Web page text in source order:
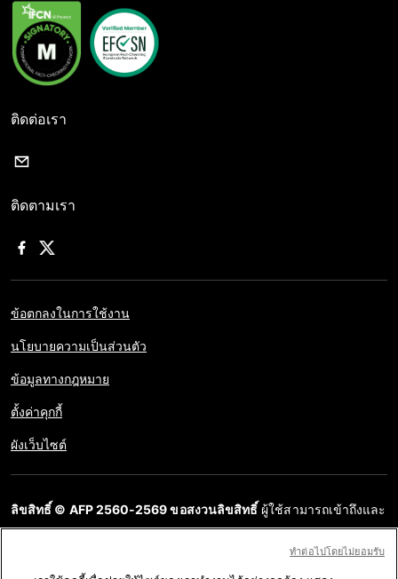
ติดต่อเรา
ติดตามเรา
ข้อตกลงในการใช้งาน
นโยบายความเป็นส่วนตัว
ข้อมูลทางกฎหมาย
ตั้งค่าคุกกี้
ผังเว็บไซต์
ลิขสิทธิ์ © AFP 2560-2569 ขอสงวนลิขสิทธิ์ ผู้ใช้สามารถเข้าถึงและ
ทําต่อไปโดยไม่ยอมรับ